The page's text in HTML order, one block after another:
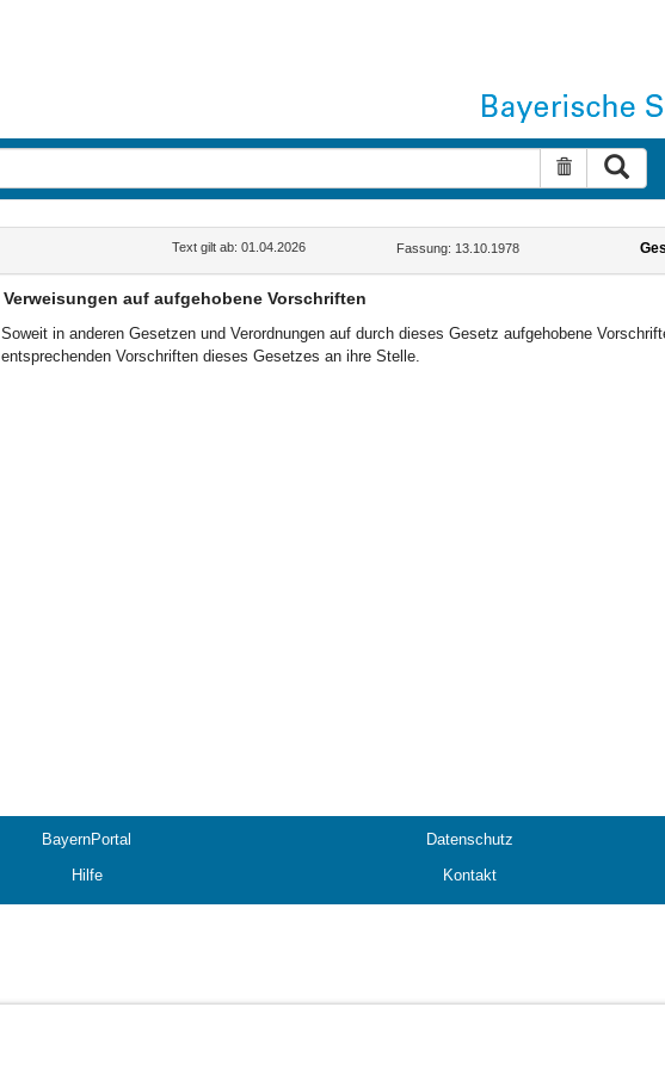
Suche
Text gilt ab: 01.04.2026 Fassung: 13.10.1978
Verweisungen auf aufgehobene Vorschriften
Soweit in anderen Gesetzen und Verordnungen auf durch dieses Gesetz aufgehobene
entsprechenden Vorschriften dieses Gesetzes an ihre Stelle.
BayernPortal Datenschutz
Hilfe Kontakt